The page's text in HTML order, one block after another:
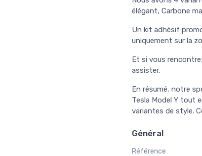
élégant, Carbone
Un kit adhésif
uniquement sur la
Et si vous
assister.
En résumé, notre
Tesla Model Y tout
variantes de style.
Général
Référence